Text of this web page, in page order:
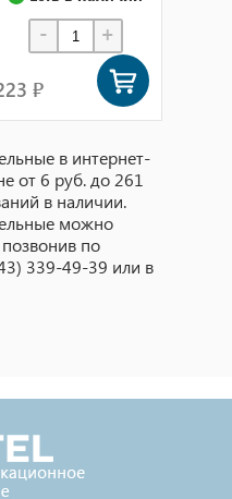
- +
₽
в интернет-
от 6 руб. до 261
в наличии.
можно
по
339-49-39 или в